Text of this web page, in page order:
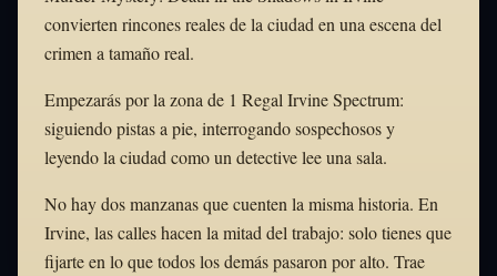
convierten rincones reales de la ciudad en una escena del
crimen a tamaño real.
Empezarás por la zona de 1 Regal Irvine Spectrum:
siguiendo pistas a pie, interrogando sospechosos y
leyendo la ciudad como un detective lee una sala.
No hay dos manzanas que cuenten la misma historia. En
Irvine, las calles hacen la mitad del trabajo: solo tienes que
fijarte en lo que todos los demás pasaron por alto. Trae